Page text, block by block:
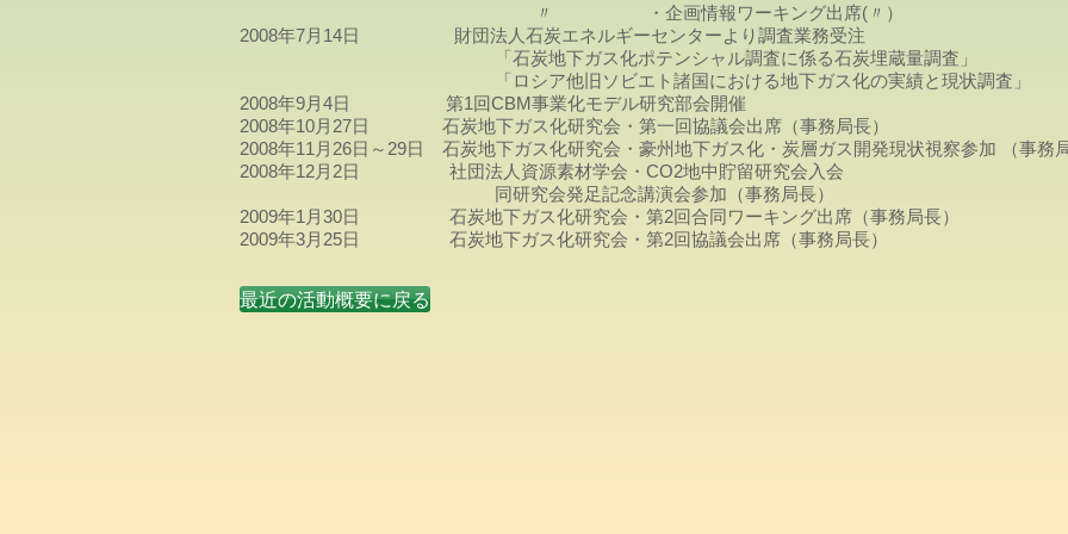
〃 ・企画情報ワーキング出席(〃）
2008年7月14日 財団法人石炭エネルギーセンターより調査業務受注
「石炭地下ガス化ポテンシャル調査に係る石炭埋蔵量調査」
「ロシア他旧ソビエト諸国における地下ガス化の実績と現状
2008年9月4日 第1回CBM事業化モデル研究部会開催
2008年10月27日 石炭地下ガス化研究会・第一回協議会出席（事務局長）
​2008年11月26日～29日 石炭地下ガス化研究会・豪州地下ガス化・炭層ガス開発現状視察参加 （事務局
​2008年12月2日 社団法人資源素材学会・CO2地中貯留研究会入会
同研究会発足記念講演会参加（事務局長）
2009年1月30日 石炭地下ガス化研究会・第2回合同ワーキング出席（事務局長）
2009年3月25日 石炭地下ガス化研究会・第2回協議会出席（事務局長）
最近の活動概要に戻る